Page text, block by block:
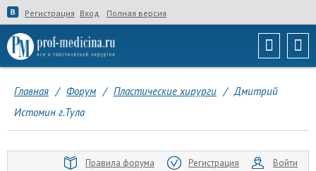
Регистрация Вход Полная версия
Главная / Форум / Пластические хирурги / Дмитрий
Истомин г.Тула
Правила форума Регистрация Войти